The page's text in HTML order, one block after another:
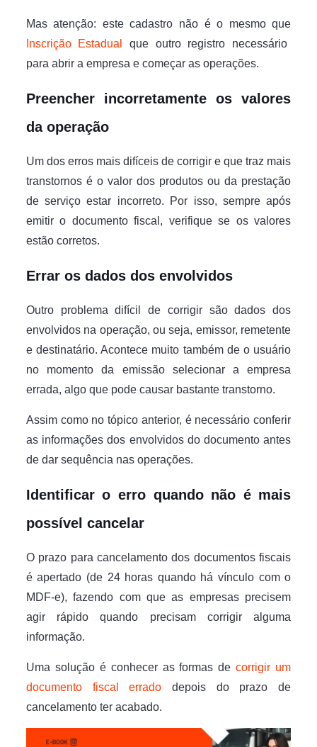
Mas atenção: este cadastro não é o mesmo que
Inscrição Estadual
que outro registro necessário
para abrir a empresa e começar as operações.
Preencher incorretamente os valores
da operação
Um dos erros mais difíceis de corrigir e que traz mais
transtornos é o valor dos produtos ou da prestação
de serviço estar incorreto. Por isso, sempre após
emitir o documento fiscal, verifique se os valores
estão corretos.
Errar os dados dos envolvidos
Outro problema difícil de corrigir são dados dos
envolvidos na operação, ou seja, emissor, remetente
e destinatário. Acontece muito também de o usuário
no momento da emissão selecionar a empresa
errada, algo que pode causar bastante transtorno.
Assim como no tópico anterior, é necessário conferir
as informações dos envolvidos do documento antes
de dar sequência nas operações.
Identificar o erro quando não é mais
possível cancelar
O prazo para cancelamento dos documentos fiscais
é apertado (de 24 horas quando há vínculo com o
MDF-e), fazendo com que as empresas precisem
agir rápido quando precisam corrigir alguma
informação.
Uma solução é conhecer as formas de corrigir um
documento fiscal errado depois do prazo de
cancelamento ter acabado.